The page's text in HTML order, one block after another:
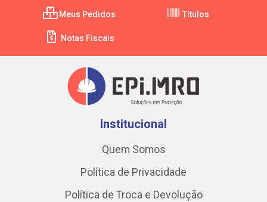
Meus Pedidos Títulos
Notas Fiscais
Institucional
Quem Somos
Política de Privacidade
Política de Troca e Devolução